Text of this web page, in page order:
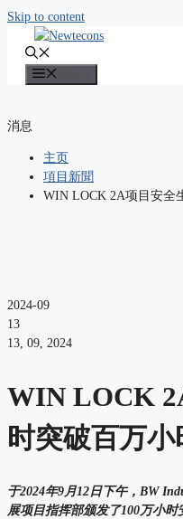
Skip to content
消息
主页
項目新聞
WIN LOCK 2A项目安全
2024-09
13
13, 09, 2024
WIN LOCK
时突破百万小
于2024年9月12日下午，BW
展项目指挥部颁发了100万小